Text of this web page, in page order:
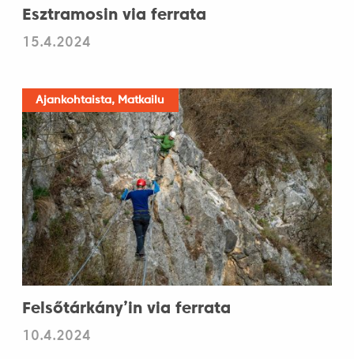
Esztramosin via ferrata
15.4.2024
Ajankohtaista, Matkailu
Felsőtárkány’in via ferrata
10.4.2024